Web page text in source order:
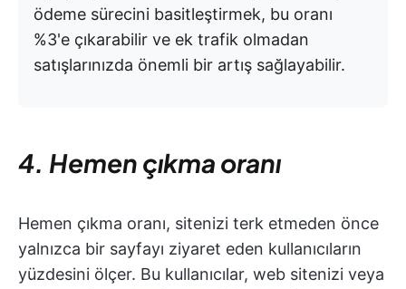
ödeme sürecini basitleştirmek, bu oranı
%3'e çıkarabilir ve ek trafik olmadan
satışlarınızda önemli bir artış sağlayabilir.
4. Hemen çıkma oranı
Hemen çıkma oranı, sitenizi terk etmeden önce
yalnızca bir sayfayı ziyaret eden kullanıcıların
yüzdesini ölçer. Bu kullanıcılar, web sitenizi veya